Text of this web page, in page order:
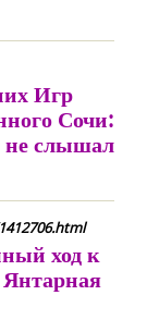
Игр
Сочи:
не слышал
ход к
Янтарная